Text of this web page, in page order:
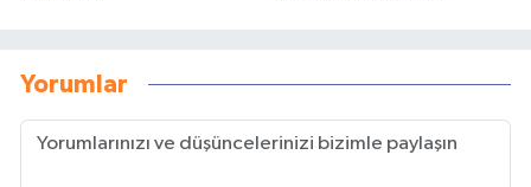
Yorumlar